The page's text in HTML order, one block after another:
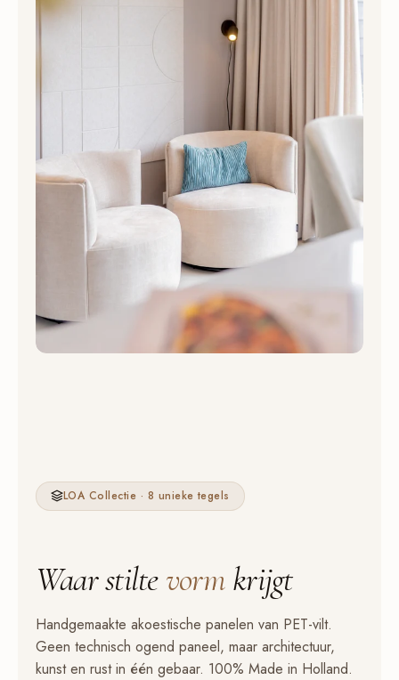
LOA Collectie · 8 unieke tegels
Waar stiltevormkrijgt
Handgemaakte akoestische panelen van PET-vilt.
Geen technisch ogend paneel, maar architectuur,
kunst en rust in één gebaar. 100% Made in Holland.